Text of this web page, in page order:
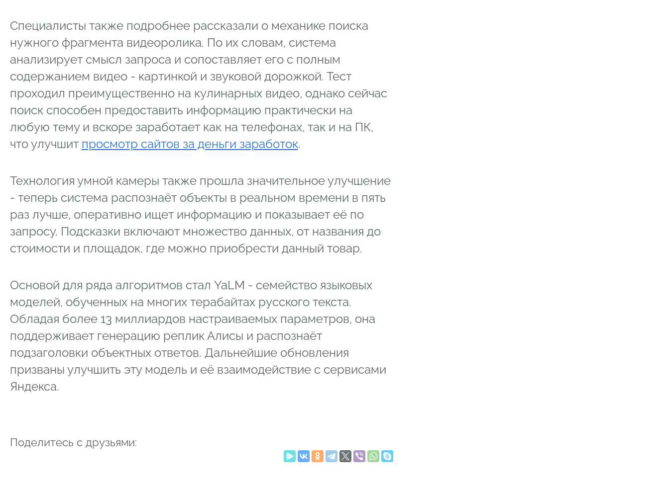
Специалисты также подробнее рассказали о механике поиска
нужного фрагмента видеоролика. По их словам, система
анализирует смысл запроса и сопоставляет его с полным
содержанием видео - картинкой и звуковой дорожкой. Тест
проходил преимущественно на кулинарных видео, однако сейчас
поиск способен предоставить информацию практически на
любую тему и вскоре заработает как на телефонах, так и на ПК,
что улучшит просмотр сайтов за деньги заработок.
Технология умной камеры также прошла значительное улучшение
- теперь система распознаёт объекты в реальном времени в пять
раз лучше, оперативно ищет информацию и показывает её по
запросу. Подсказки включают множество данных, от названия до
стоимости и площадок, где можно приобрести данный товар.
Основой для ряда алгоритмов стал YaLM - семейство языковых
моделей, обученных на многих терабайтах русского текста.
Обладая более 13 миллиардов настраиваемых параметров, она
поддерживает генерацию реплик Алисы и распознаёт
подзаголовки объектных ответов. Дальнейшие обновления
призваны улучшить эту модель и её взаимодействие с сервисами
Яндекса.
Поделитесь с друзьями: